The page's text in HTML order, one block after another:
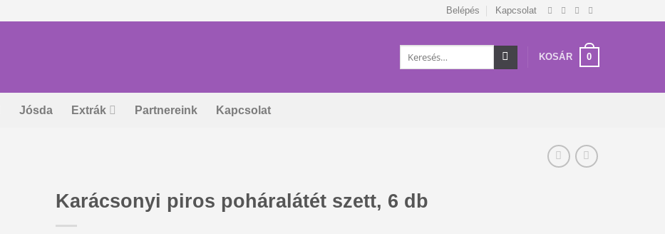
Belépés Kapcsolat
Keresés
KOSÁR 0
Jósda Extrák Partnereink Kapcsolat
Karácsonyi piros poháralátét szett, 6 db